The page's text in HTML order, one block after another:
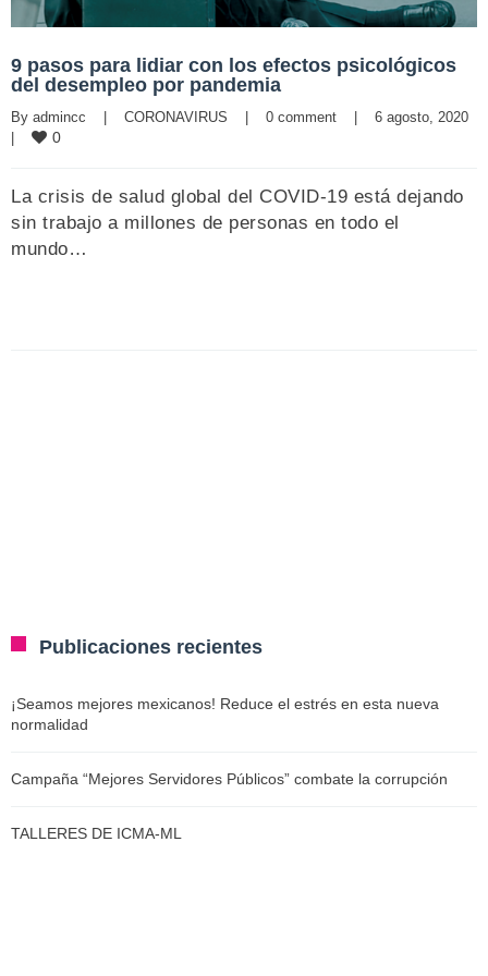
9 pasos para lidiar con los efectos psicológicos
del desempleo por pandemia
By admincc | CORONAVIRUS | 0 comment |
|
0
La crisis de salud global del COVID-19 está dejando
sin trabajo a millones de personas en todo el
mundo…
Publicaciones recientes
¡Seamos mejores mexicanos! Reduce el estrés en esta nueva
normalidad
Campaña “Mejores Servidores Públicos” combate la corrupción
TALLERES DE ICMA-ML